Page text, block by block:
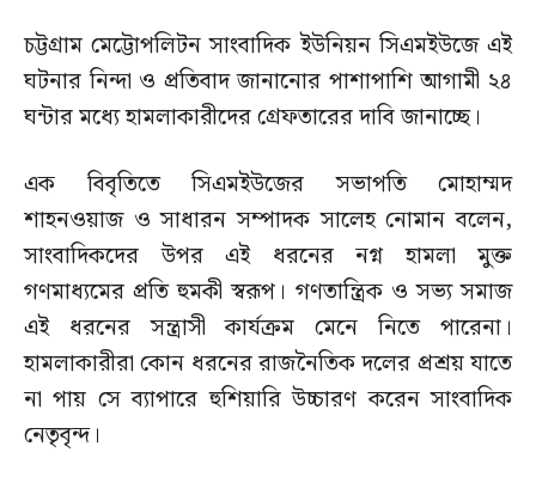
চট্টগ্রাম মেট্টোপলিটন সাংবাদিক ইউনিয়ন সিএমইউজে এই
ঘটনার নিন্দা ও প্রতিবাদ জানানোর পাশাপাশি আগামী ২৪
ঘন্টার মধ্যে হামলাকারীদের গ্রেফতারের দাবি জানাচ্ছে।
এক বিবৃতিতে সিএমইউজের সভাপতি মোহাম্মদ
শাহনওয়াজ ও সাধারন সম্পাদক সালেহ নোমান বলেন,
সাংবাদিকদের উপর এই ধরনের নগ্ন হামলা মুক্ত
গণমাধ্যমের প্রতি হুমকী স্বরূপ। গণতান্ত্রিক ও সভ্য সমাজ
এই ধরনের সন্ত্রাসী কার্যক্রম মেনে নিতে পারেনা।
হামলাকারীরা কোন ধরনের রাজনৈতিক দলের প্রশ্রয় যাতে
না পায় সে ব্যাপারে হুশিয়ারি উচ্চারণ করেন সাংবাদিক
নেতৃবৃন্দ।